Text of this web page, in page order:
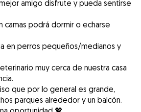
amigo disfrute y pueda sentirse
camas podrá dormir o echarse
en perros pequeños/medianos y
muy cerca de nuestra casa
que por lo general es grande,
parques alrededor y un balcón.